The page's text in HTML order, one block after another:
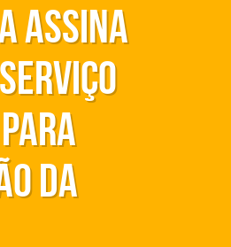
assina
da